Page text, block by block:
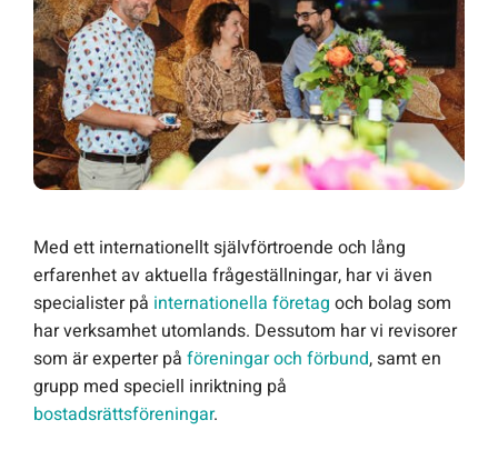
Med ett internationellt självförtroende och lång
erfarenhet av aktuella frågeställningar, har vi även
specialister på internationella företag och bolag som
har verksamhet utomlands. Dessutom har vi revisorer
som är experter på föreningar och förbund, samt en
grupp med speciell inriktning på
bostadsrättsföreningar.